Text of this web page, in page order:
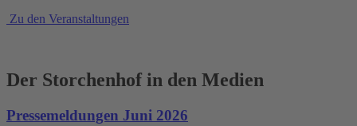
Zu den Veranstaltungen
Der Storchenhof in den Medien
Pressemeldungen Juni 2026